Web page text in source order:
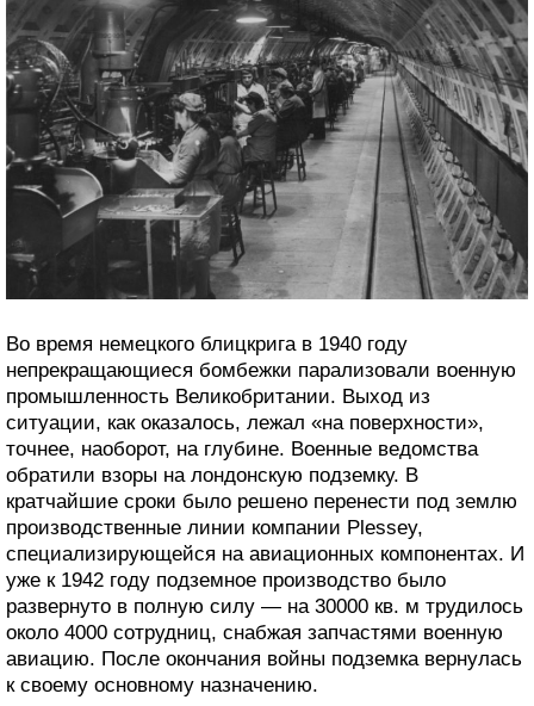
Во время немецкого блицкрига в 1940 году
непрекращающиеся бомбежки парализовали военную
промышленность Великобритании. Выход из
ситуации, как оказалось, лежал «на поверхности»,
точнее, наоборот, на глубине. Военные ведомства
обратили взоры на лондонскую подземку. В
кратчайшие сроки было решено перенести под землю
производственные линии компании Plessey,
специализирующейся на авиационных компонентах. И
уже к 1942 году подземное производство было
развернуто в полную силу — на 30000 кв. м трудилось
около 4000 сотрудниц, снабжая запчастями военную
авиацию. После окончания войны подземка вернулась
к своему основному назначению.